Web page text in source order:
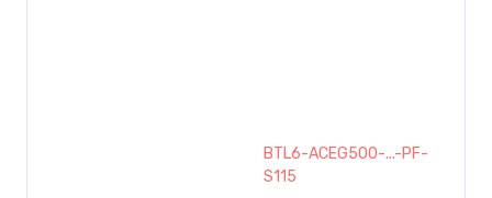
BTL6-ACEG500-...-PF-
S115